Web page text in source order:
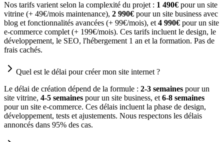
Nos tarifs varient selon la complexité du projet : 1 490€ pour un site
vitrine (+ 49€/mois maintenance), 2 990€ pour un site business avec
blog et fonctionnalités avancées (+ 99€/mois), et 4 990€ pour un site
e-commerce complet (+ 199€/mois). Ces tarifs incluent le design, le
développement, le SEO, l'hébergement 1 an et la formation. Pas de
frais cachés.
Quel est le délai pour créer mon site internet ?
Le délai de création dépend de la formule : 2-3 semaines pour un
site vitrine, 4-5 semaines pour un site business, et 6-8 semaines
pour un site e-commerce. Ces délais incluent la phase de design,
développement, tests et ajustements. Nous respectons les délais
annoncés dans 95% des cas.